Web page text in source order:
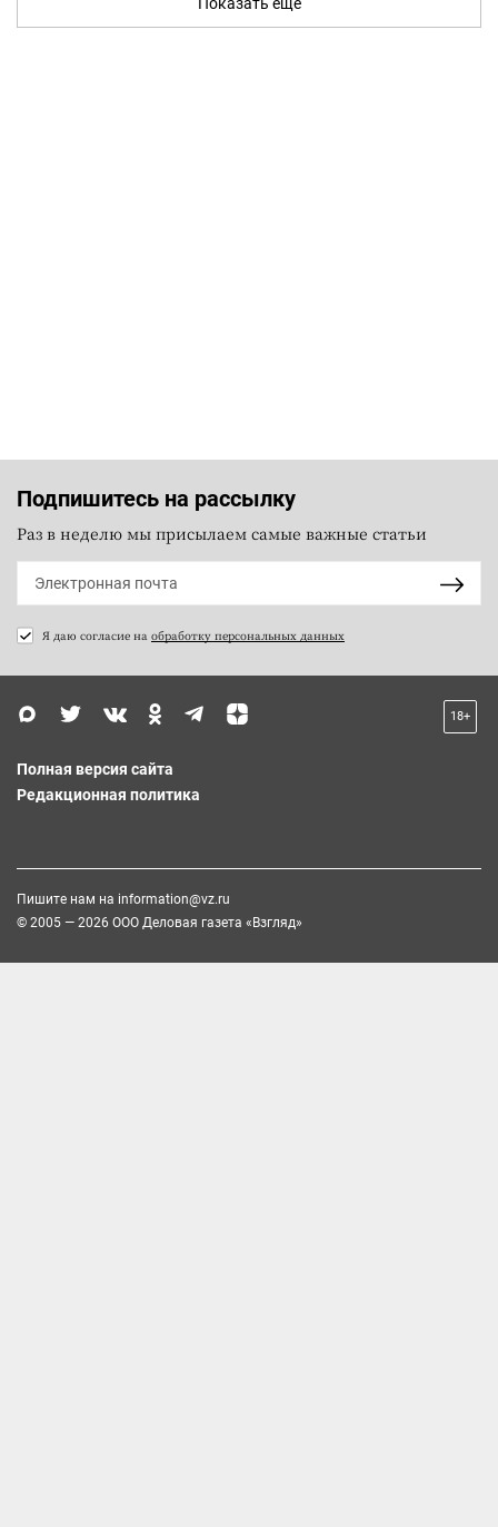
Показать ещё
Подпишитесь на рассылку
Раз в неделю мы присылаем самые важные статьи
Я даю согласие на обработку персональных данных
18+
Полная версия сайта
Редакционная политика
Пишите нам на information@vz.ru
© 2005 — 2026 ООО Деловая газета «Взгляд»